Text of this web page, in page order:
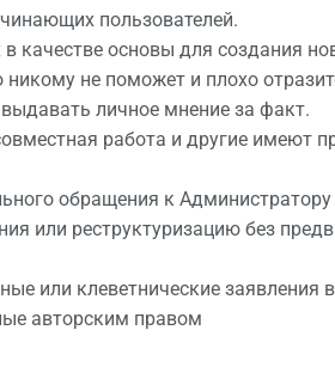
пользователей.
в качестве основы для создания
не поможет и плохо
личное мнение за факт.
работа и другие имеют
обращения к
или реструктуризацию без
или клеветнические заявления
авторским правом